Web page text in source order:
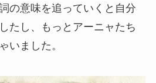
の意味を追っていくと自分
たし、もっとアーニャたち
いました。